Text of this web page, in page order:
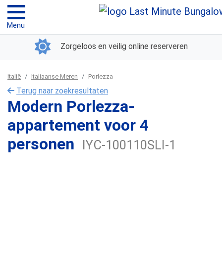
Menu
Zorgeloos en veilig online reserveren
Italië Italiaanse Meren Porlezza
Terug naar zoekresultaten
Modern Porlezza-
appartement voor 4
personen
IYC-100110SLI-1